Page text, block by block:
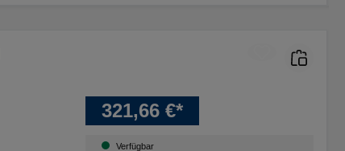
321,66 €*
Verfügbar